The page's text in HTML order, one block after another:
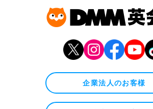
企業法人のお客様